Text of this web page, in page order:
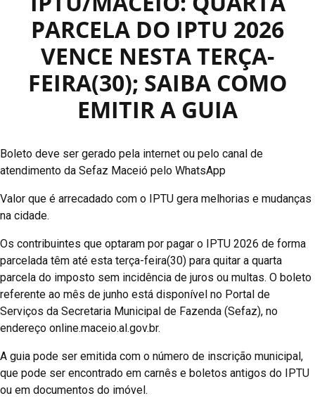
PARCELA DO IPTU 2026
VENCE NESTA TERÇA-
FEIRA(30); SAIBA COMO
EMITIR A GUIA
Boleto deve ser gerado pela internet ou pelo canal de
atendimento da Sefaz Maceió pelo WhatsApp
Valor que é arrecadado com o IPTU gera melhorias e mudanças
na cidade.
Os contribuintes que optaram por pagar o IPTU 2026 de forma
parcelada têm até esta terça-feira(30) para quitar a quarta
parcela do imposto sem incidência de juros ou multas. O boleto
referente ao mês de junho está disponível no Portal de
Serviços da Secretaria Municipal de Fazenda (Sefaz), no
endereço online.maceio.al.gov.br.
A guia pode ser emitida com o número de inscrição municipal,
que pode ser encontrado em carnês e boletos antigos do IPTU
ou em documentos do imóvel.